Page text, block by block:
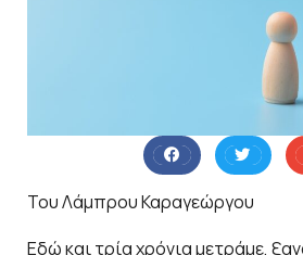
Του Λάμπρου Καραγεώργου
Εδώ και τρία χρόνια μετράμε,